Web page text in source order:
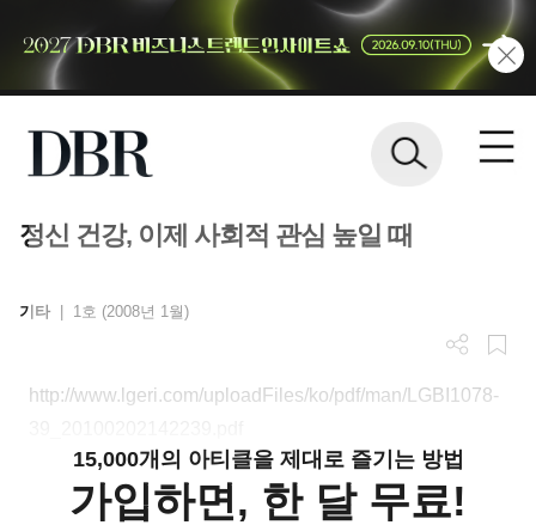
정신 건강, 이제 사회적 관심 높일 때
기타 1호 (2008년 1월)
http://www.lgeri.com/uploadFiles/ko/pdf/man/LGBI1078-
15,000개의 아티클을 제대로 즐기는 방법
가입하면, 한 달 무료!